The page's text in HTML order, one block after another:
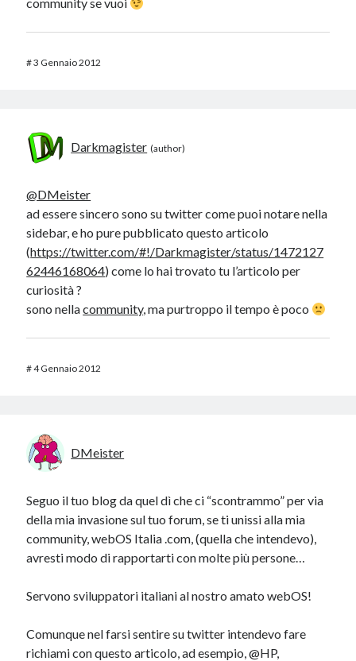
#3 Gennaio 2012
Darkmagister
@DMeister
ad essere sincero sono su twitter come puoi notare nella
sidebar, e ho pure pubblicato questo articolo
(https://twitter.com/#!/Darkmagister/status/1472127
62446168064) come lo hai trovato tu l’articolo per
curiosità ?
sono nellacommunity, ma purtroppo il tempo è poco
#4 Gennaio 2012
DMeister
Seguo il tuo blog da quel dì che ci “scontrammo” per via
della mia invasione sul tuo forum, se ti unissi alla mia
community, webOS Italia .com, (quella che intendevo),
avresti modo di rapportarti con molte più persone…
Servono sviluppatori italiani al nostro amato webOS!
Comunque nel farsi sentire su twitter intendevo fare
richiami con questo articolo, ad esempio, @HP,